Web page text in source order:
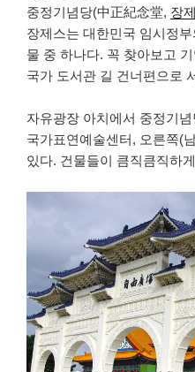
중정기념당(中正紀念堂, 장
장제스는 대한민국 임시정
물 중 하나다. 꼭 찾아보고
국가 도서관 길 건너편으로
자유광장 아치에서 중정기
국가표연예술센터, 오른쪽(
있다. 건물들이 큼직큼직하